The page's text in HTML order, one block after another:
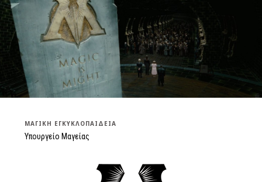
ΜΑΓΙΚΉ ΕΓΚΥΚΛΟΠΑΊΔΕΙΑ
Υπουργείο Μαγείας